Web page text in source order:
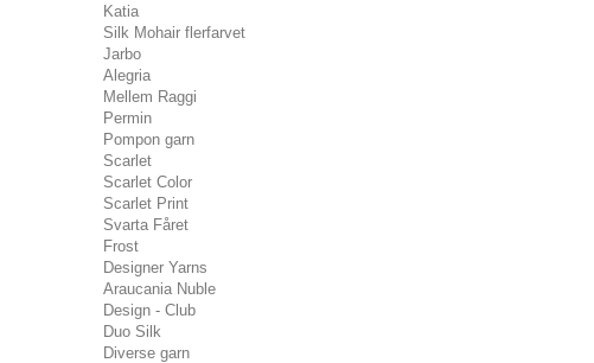
Katia
Silk Mohair flerfarvet
Jarbo
Alegria
Mellem Raggi
Permin
Pompon garn
Scarlet
Scarlet Color
Scarlet Print
Svarta Fåret
Frost
Designer Yarns
Araucania Nuble
Design - Club
Duo Silk
Diverse garn